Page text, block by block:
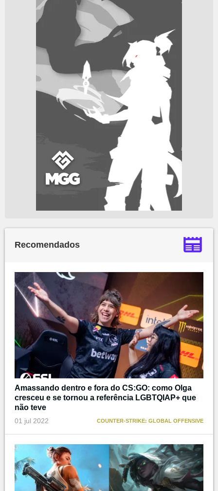
Recomendados
Amassando dentro e fora do CS:GO: como Olga
cresceu e se tornou a referência LGBTQIAP+ que
não teve
01 jul 2022 COUNTER-STRIKE: GLOBAL OFFENSIVE